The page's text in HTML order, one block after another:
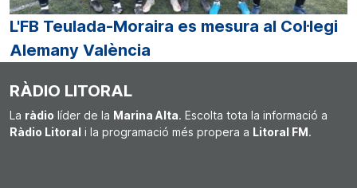
L'FB Teulada-Moraira es mesura al Col·legi
Alemany València
RÀDIO LITORAL
La ràdio líder de la Marina Alta. Escolta tota la informació a
Ràdio Litoral i la programació més propera a Litoral FM.